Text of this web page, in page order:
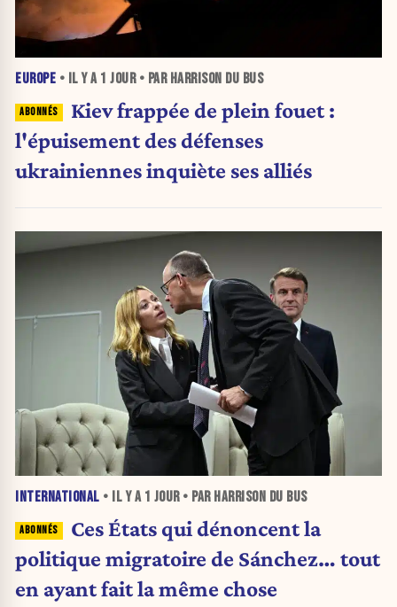
EUROPE • IL Y A 1 JOUR• PAR HARRISON DU BUS
Kiev frappée de plein fouet :
l'épuisement des défenses
ukrainiennes inquiète ses alliés
INTERNATIONAL • IL Y A 1 JOUR• PAR HARRISON DU BUS
Ces États qui dénoncent la
politique migratoire de Sánchez… tout
en ayant fait la même chose